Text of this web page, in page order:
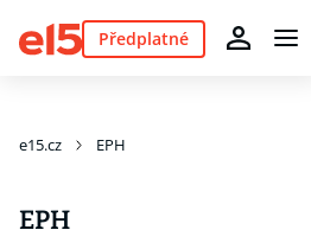
Předplatné
e15.cz EPH
EPH